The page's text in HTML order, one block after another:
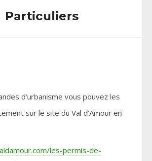
Particuliers
d’urbanisme vous pouvez les
sur le site du Val d’Amour en
les-permis-de-